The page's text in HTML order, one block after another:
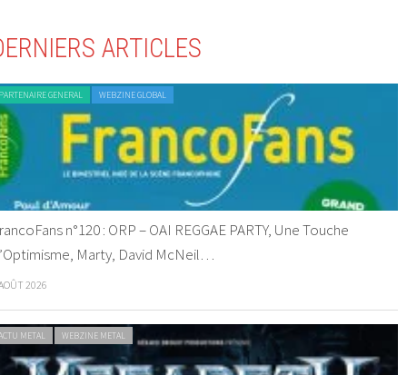
ARTICLES
GENERAL WEBZINE GLOBAL
n°120 : ORP – OAI REGGAE PARTY, Une Touche
Marty, David McNeil…
2026
METAL WEBZINE METAL